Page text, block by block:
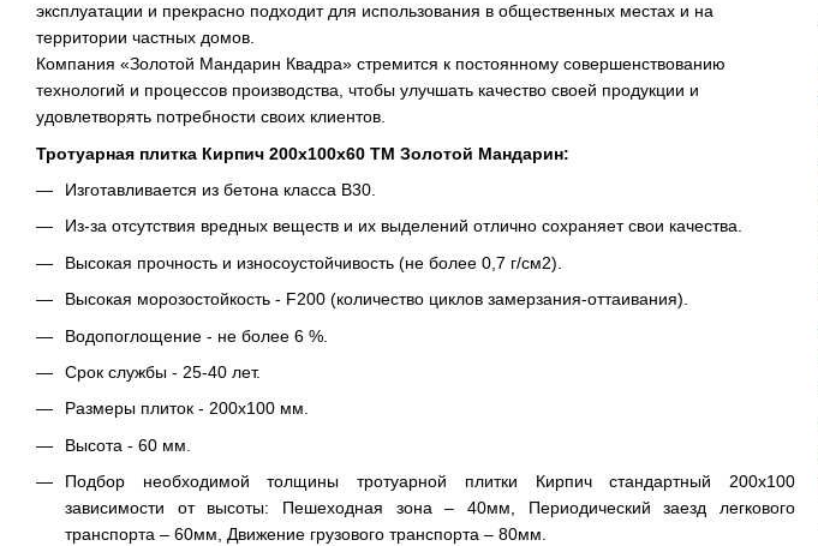
эксплуатации и прекрасно подходит для использования в общественных местах и на
территории частных домов.
Компания «Золотой Мандарин Квадра» стремится к постоянному совершенствованию
технологий и процессов производства, чтобы улучшать качество своей продукции и
удовлетворять потребности своих клиентов.
Тротуарная плитка Кирпич 200х100х60 ТМ Золотой Мандарин:
Изготавливается из бетона класса В30.
Из-за отсутствия вредных веществ и их выделений отлично сохраняет свои качества.
Высокая прочность и износоустойчивость (не более 0,7 г/см2).
Высокая морозостойкость - F200 (количество циклов замерзания-оттаивания).
Водопоглощение - не более 6 %.
Срок службы - 25-40 лет.
Размеры плиток - 200х100 мм.
Высота - 60 мм.
Подбор необходимой толщины тротуарной плитки Кирпич стандартный 200х100
зависимости от высоты: Пешеходная зона – 40мм, Периодический заезд легкового
транспорта – 60мм, Движение грузового транспорта – 80мм.